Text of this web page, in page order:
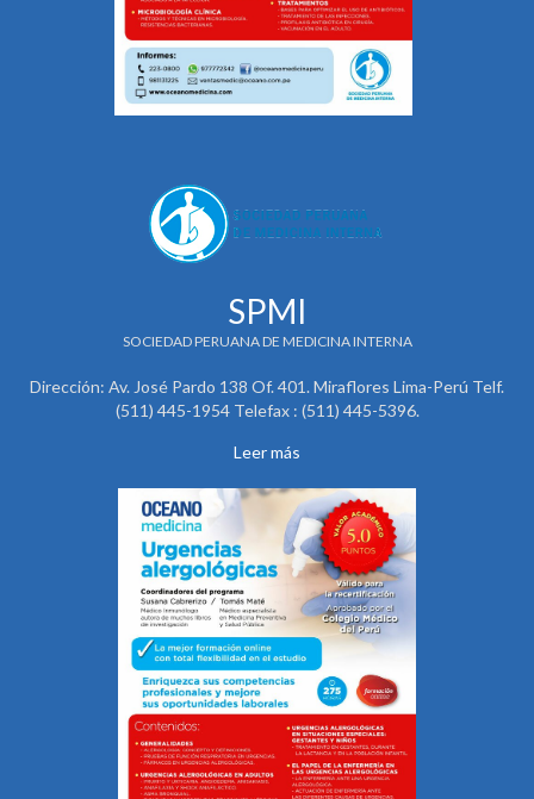
SPMI
SOCIEDAD PERUANA DE MEDICINA INTERNA
Dirección: Av. José Pardo 138 Of. 401. Miraflores Lima-Perú Telf.
(511) 445-1954 Telefax : (511) 445-5396.
Leer más